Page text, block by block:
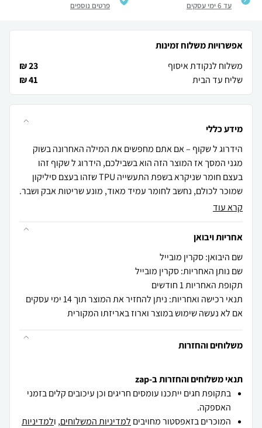
עד 6 ימי עסקים
פרטים נוספים
אפשרויות משלוח זמינות
משלוח לנקודת איסוף
23 ₪
שליח עד הבית
41 ₪
מידע כללי
הידרוג ל שקוף – אם אתם מחפשים את המילה האחרונה בשוק
מגני המסך אז המוצר הזה הוא בשבילכם, הידרוג ל שקוף זהו
בעצם חומר שניקרא בשפת התעשייה TPU שזהו בעצם סיליקון
שמוכר לכולם, נחשב לחומר עמיד מאוד, מונע שריטות אבק ושבר.
קרא עוד
אחריות ויבואן
שם היבואן: סקרין מובייל
שם נותן האחריות: סקרין מובייל
תקופת האחריות 1 חודשים
תנאי רכישה ואחריות: ניתן להחזיר את המוצר תוך 14 ימי עסקים
אם לא נעשה שימוש במוצר וארוז באריזתו המקורית
משלוחים והחזרות
תנאי משלוחים והחזרות ב-zap
בתקופת חגים ייתכנו עומסים חריגים וכן עיכובים קלים בזמני
האספקה.
המוכרים בזאפסטור מחויבים למדיניות המשלוחים, ולמדיניות